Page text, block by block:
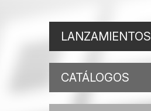
LANZAMIENTOS
CATÁLOGOS